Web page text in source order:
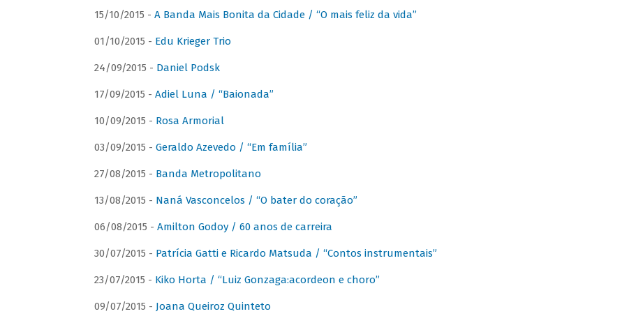
15/10/2015 - A Banda Mais Bonita da Cidade / “O mais feliz da vida”
01/10/2015 - Edu Krieger Trio
24/09/2015 - Daniel Podsk
17/09/2015 - Adiel Luna / “Baionada”
10/09/2015 - Rosa Armorial
03/09/2015 - Geraldo Azevedo / “Em família”
27/08/2015 - Banda Metropolitano
13/08/2015 - Naná Vasconcelos / “O bater do coração”
06/08/2015 - Amilton Godoy / 60 anos de carreira
30/07/2015 - Patrícia Gatti e Ricardo Matsuda / “Contos instrumentais”
23/07/2015 - Kiko Horta / “Luiz Gonzaga:acordeon e choro”
09/07/2015 - Joana Queiroz Quinteto